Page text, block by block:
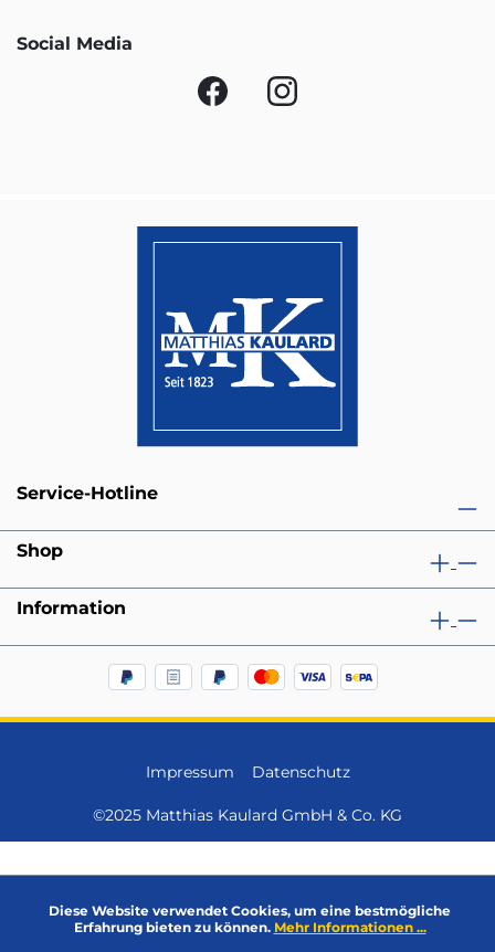
Social Media
Service-Hotline
Shop
Information
Impressum Datenschutz
©2025 Matthias Kaulard GmbH & Co. KG
Diese Website verwendet Cookies, um eine bestmögliche
Erfahrung bieten zu können. Mehr Informationen ...